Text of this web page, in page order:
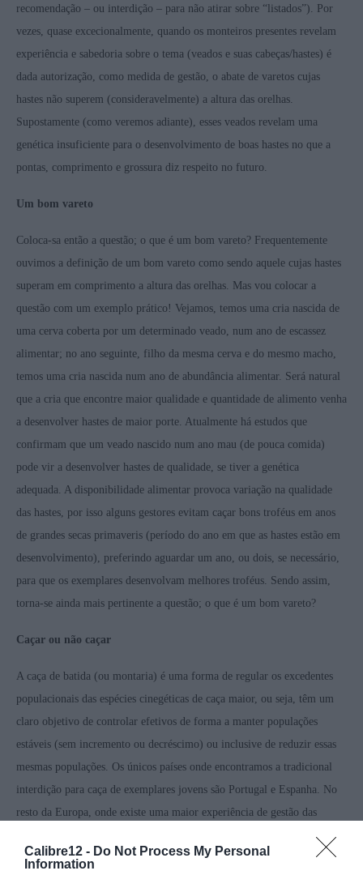
Calibre12 - Do Not Process My Personal
Information
recomendação – ou interdição – para não atirar sobre “listados”). Por
vezes, quase excecionalmente, quando os monteiros presentes revelam
experiência e sabedoria sobre o tema (veados e suas cabeças/hastes) é
dada autorização, como medida de gestão, o abate de varetos cujas
hastes não superem (consideravelmente) a altura das orelhas.
Supostamente (como veremos adiante), esses veados revelam uma
genética insuficiente para o desenvolvimento de boas hastes no que a
pontas, comprimento e grossura diz respeito no futuro.
Um bom vareto
Coloca-sa então a questão; o que é um bom vareto? Frequentemente
ouvimos a definição de um bom vareto como sendo aquele cujas hastes
superam em comprimento a altura das orelhas. Mas vou colocar a
questão com um exemplo prático! Vejamos, temos uma cria nascida de
uma cerva coberta por um determinado veado, num ano de escassez
alimentar; no ano seguinte, filho da mesma cerva e do mesmo macho,
temos uma cria nascida num ano de abundância alimentar. Será natural
que a cria que encontre maior qualidade e quantidade de alimento venha
a desenvolver hastes de maior porte. Atualmente há estudos que
confirmam que um veado nascido num ano mau (de pouca comida)
pode vir a desenvolver hastes de qualidade, se tiver a genética
adequada. A disponibilidade alimentar provoca variação na qualidade
das hastes, por isso alguns gestores evitam caçar bons troféus em anos
de grandes secas primaveris (período do ano em que as hastes estão em
desenvolvimento), preferindo aguardar um ano, ou dois, se necessário,
para que os exemplares desenvolvam melhores troféus. Sendo assim,
torna-se ainda mais pertinente a questão; o que é um bom vareto?
Caçar ou não caçar
A caça de batida (ou montaria) é uma forma de regular os excedentes
populacionais das espécies cinegéticas de caça maior, ou seja, têm um
claro objetivo de controlar efetivos de forma a manter populações
estáveis (sem incremento ou decréscimo) ou inclusive de reduzir essas
mesmas populações. Os únicos países onde encontramos a tradicional
interdição para caça de exemplares jovens são Portugal e Espanha. No
resto da Europa, onde existe uma maior experiência de gestão das
direcionada aos exemplares mais jovens; crias e juvenis. Os critérios são